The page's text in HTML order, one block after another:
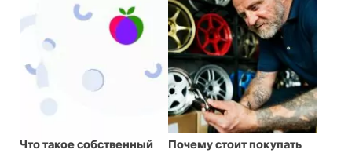
Что такое собственный Почему стоит покупать